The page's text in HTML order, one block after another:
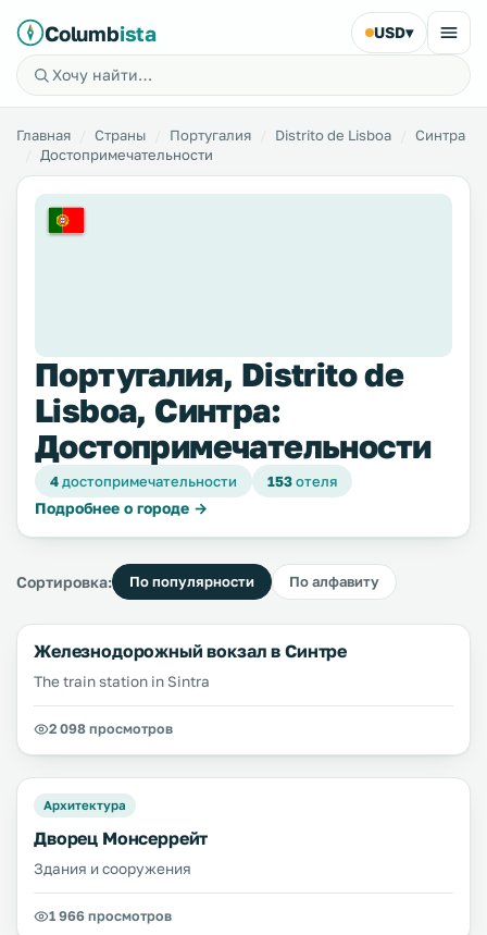
Columbista USD▾
Главная Страны Португалия Distrito de Lisboa
Синтра
Достопримечательности
Португалия, Distrito de
Lisboa, Синтра:
Достопримечательности
4достопримечательности 153отеля
Подробнее о городе →
Сортировка: По популярности По алфавиту
Железнодорожный вокзал в Синтре
The train station in Sintra
2 098 просмотров
Архитектура
Дворец Монсеррейт
Здания и сооружения
1 966 просмотров